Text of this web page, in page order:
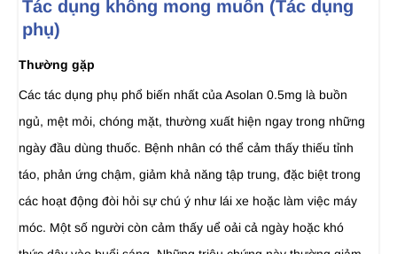
Tác dụng không mong muốn (Tác dụng
phụ)
Thường gặp
Các tác dụng phụ phổ biến nhất của Asolan 0.5mg là buồn
ngủ, mệt mỏi, chóng mặt, thường xuất hiện ngay trong những
ngày đầu dùng thuốc. Bệnh nhân có thể cảm thấy thiếu tỉnh
táo, phản ứng chậm, giảm khả năng tập trung, đặc biệt trong
các hoạt động đòi hỏi sự chú ý như lái xe hoặc làm việc máy
móc. Một số người còn cảm thấy uể oải cả ngày hoặc khó